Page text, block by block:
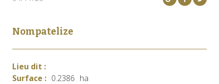
Nompatelize
Lieu dit :
Surface : 0.2386 ha